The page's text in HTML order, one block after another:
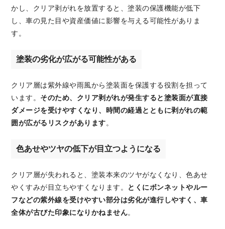
かし、クリア剥がれを放置すると、塗装の保護機能が低下
し、車の見た目や資産価値に影響を与える可能性がありま
す。
塗装の劣化が広がる可能性がある
クリア層は紫外線や雨風から塗装面を保護する役割を担って
います。 そのため、クリア剥がれが発生すると塗装面が直接
ダメージを受けやすくなり、時間の経過とともに剥がれの範
囲が広がるリスクがあります 。
色あせやツヤの低下が目立つようになる
クリア層が失われると、塗装本来のツヤがなくなり、色あせ
やくすみが目立ちやすくなります。
とくにボンネットやルー
フなどの紫外線を受けやすい部分は劣化が進行しやすく、車
全体が古びた印象になりかねません。